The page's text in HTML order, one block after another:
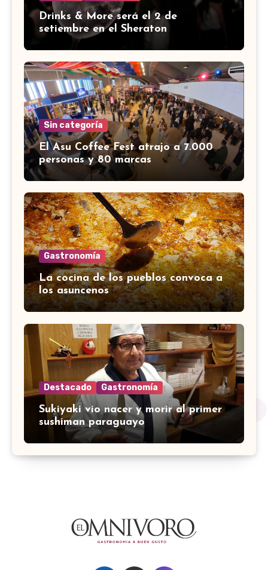
Drinks & More será el 2 de
setiembre en el Sheraton
Sin categoría
El Asu Coffee Fest atrajo a 7.000
personas y 80 marcas
Gastronomía
La cocina de los pueblos convoca a
los asuncenos
Destacado Gastronomía
Sukiyaki vio nacer y morir al primer
sushiman paraguayo